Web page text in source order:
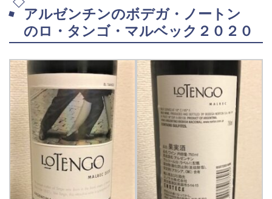
アルゼンチンのボデガ・ノートン
のロ・タンゴ・マルベック２０２０